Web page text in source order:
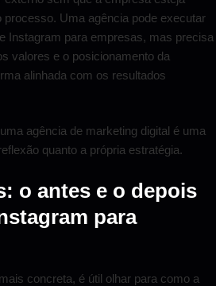
processo. Uma agência pode executar
Instagram para empresas, mas precisa
valores e o posicionamento da
alinhada com os resultados
agência de marketing digital é uma
quanto a própria estratégia.
o antes e o depois
para
concreta, é útil olhar para como a